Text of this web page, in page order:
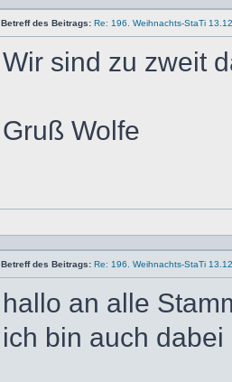
Betreff des Beitrags: Re: 196. Weihnachts-StaTi
Wir sind zu zweit
Gruß Wolfe
Profil
Betreff des Beitrags: Re: 196. Weihnachts-StaTi
hallo an alle
ich bin auch